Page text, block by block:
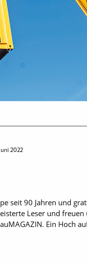
2022
seit 90 Jahren und
Leser und
Ein Hoch